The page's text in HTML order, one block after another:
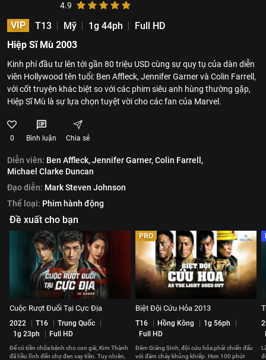
4.9
VIP T13 Mỹ 1g 44ph
Full HD
Hiệp Sĩ Mù 2003
Kinh phí đầu tư lên tới gần 80 triệu USD cùng sự quy tụ của dàn diễn
viên Hollywood tên tuổi: Ben Affleck, Jennifer Garner và Colin Farrell,
với cốt truyện khác biệt so với các phim siêu anh hùng thường gặp,
Hiệp Sĩ Mù là sự lựa chọn tuyệt vời cho các fan của Marvel.
0 Bình luận Chia sẻ
Diễn viên: Ben Affleck,Jennifer Garner,Colin Farrell,
Michael Clarke Duncan
Đạo diễn: Mark Steven Johnson
Thể loại: Phim hành động
Đề xuất cho bạn
Cuộc Rượt Đuổi Tại Cực Địa
2022 T16
Trung Quốc
1g 23ph
Full HD
Để có tiền chữa bệnh cho con gái, Kim Thành
đã liều lĩnh đến chợ đen vay tiền. Tuy nhiên,
PRO
Biệt Đội Cứu Hỏa 2013
T16 Hồng Kông
1g 56ph
Full HD
Đêm Giáng Sinh, đội cứu hỏa phải chiến đấu
với đám cháy khủng khiếp. Hơn 100 phút